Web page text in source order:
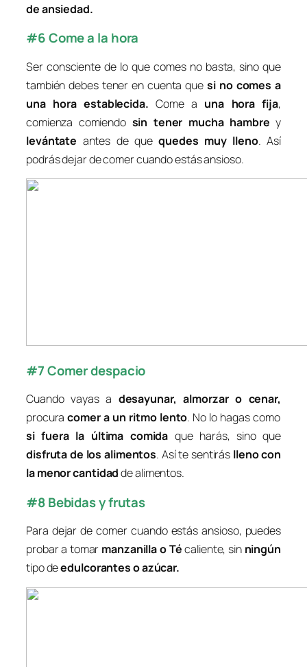
de ansiedad.
#6 Come a la hora
Ser consciente de lo que comes no basta, sino que
también debes tener en cuenta quesi no comes a
una hora establecida.Come a una hora fija,
comienza comiendo sin tener mucha hambre y
levántate antes de quequedes muy lleno. Así
podrás dejar de comer cuando estás ansioso.
#7 Comer despacio
Cuando vayas a desayunar, almorzar o cenar,
procuracomer a un ritmo lento. No lo hagas como
si fuera la última comida que harás, sino que
disfruta de los alimentos. Así te sentirás lleno con
la menor cantidadde alimentos.
#8 Bebidas y frutas
Para dejar de comer cuando estás ansioso, puedes
probar a tomar manzanilla o Técaliente, sin ningún
tipo deedulcorantes o azúcar.